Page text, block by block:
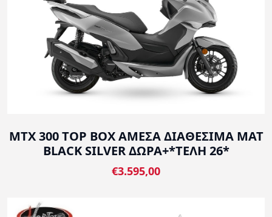
MTX 300 TOP BOX ΑΜΕΣΑ ΔΙΑΘΕΣΙΜΑ MAT
BLACK SILVER ΔΩΡΑ+*ΤΕΛΗ 26*
€3.595,00